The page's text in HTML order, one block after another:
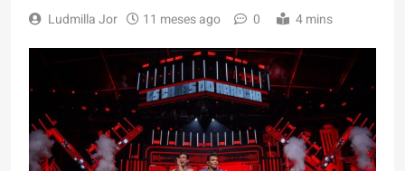
Ludmilla Jor 11 meses ago 0 4 mins